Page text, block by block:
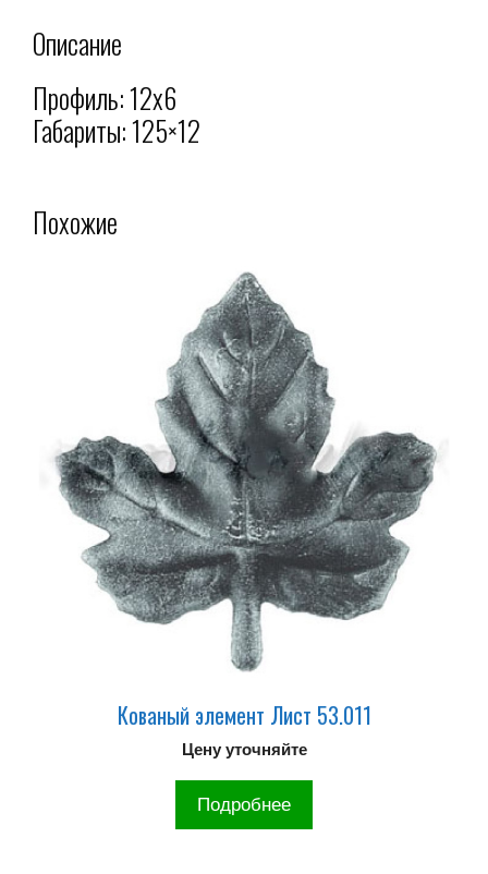
Описание
Профиль: 12х6
Габариты: 125×12
Похожие
Кованый элемент Лист 53.011
Цену уточняйте
Подробнее